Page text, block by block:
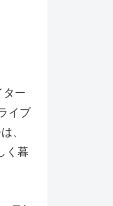
ター
イブ
、
く暮